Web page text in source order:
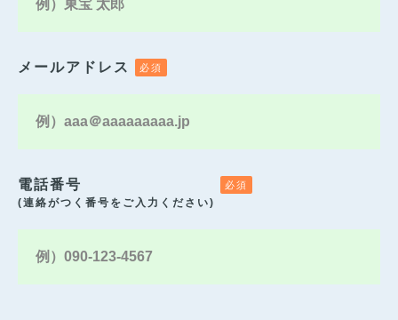
メールアドレス
電話番号
(連絡がつく番号をご入力ください)